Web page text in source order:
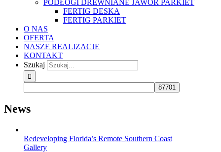
PODŁOGI DREWNIANE JAWOR PARKIET
FERTIG DESKA
FERTIG PARKIET
O NAS
OFERTA
NASZE REALIZACJE
KONTAKT
Szukaj
News
Redeveloping Florida’s Remote Southern Coast
Gallery